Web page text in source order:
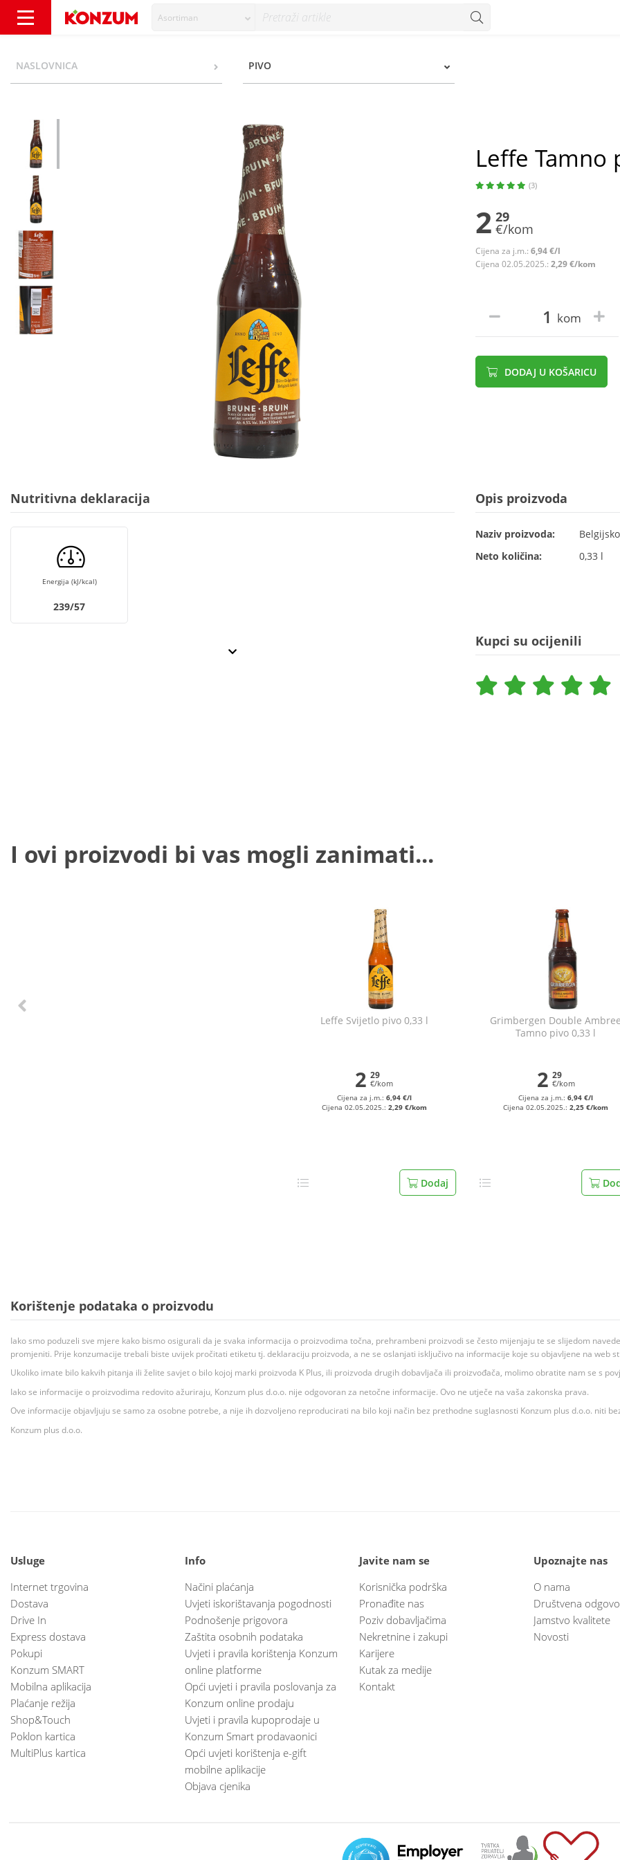
Asortiman
NASLOVNICA PIVO
Leffe Tamno
(3)
2 29
€/kom
Cijena za j.m.: 6,94 €/l
Cijena 02.05.2025.: 2,29 €/kom
kom
DODAJ U KOŠARICU
Nutritivna deklaracija
Energija (kJ/kcal)
239/57
Opis proizvoda
Naziv proizvoda:
Neto količina:
0,33 l
Kupci su ocijenili
I ovi proizvodi bi vas mogli zanimati...
Leffe Svijetlo pivo 0,33 l
2 29
€/kom
Cijena za j.m.: 6,94 €/l
Cijena 02.05.2025.: 2,29 €/kom
Dodaj
Grimbergen Double
Tamno pivo 0,33 l
2 29
€/kom
Cijena za j.m.:6,94 €/l
Cijena 02.05.2025.:2,25 €/kom
Korištenje podataka o proizvodu
Iako smo poduzeli sve mjere kako bismo osigurali da je svaka informacija o proizvodima točna, prehrambeni proizvodi se često mijenjaju te se slijedom
promjeniti. Prije konzumacije trebali biste uvijek pročitati etiketu tj. deklaraciju proizvoda, a ne se oslanjati isključivo na informacije koje su objavljene na web
Ukoliko imate bilo kakvih pitanja ili želite savjet o bilo kojoj marki proizvoda K Plus, ili proizvoda drugih dobavljača ili proizvođača, molimo obratite nam se s
Iako se informacije o proizvodima redovito ažuriraju, Konzum plus d.o.o. nije odgovoran za netočne informacije. Ovo ne utječe na vaša zakonska prava.
Ove informacije objavljuju se samo za osobne potrebe, a nije ih dozvoljeno reproducirati na bilo koji način bez prethodne suglasnosti Konzum plus d.o.o. niti
Konzum plus d.o.o.
Usluge
Internet trgovina
Dostava
Drive In
Express dostava
Pokupi
Konzum SMART
Mobilna aplikacija
Plaćanje režija
Shop&Touch
Poklon kartica
MultiPlus kartica
Info
Načini plaćanja
Uvjeti iskorištavanja pogodnosti
Podnošenje prigovora
Zaštita osobnih podataka
Uvjeti i pravila korištenja Konzum
online platforme
Opći uvjeti i pravila poslovanja za
Konzum online prodaju
Uvjeti i pravila kupoprodaje u
Konzum Smart prodavaonici
Opći uvjeti korištenja e-gift
mobilne aplikacije
Objava cjenika
Javite nam se
Korisnička podrška
Pronađite nas
Poziv dobavljačima
Nekretnine i zakupi
Karijere
Kutak za medije
Kontakt
Upoznajte nas
O nama
Društvena
Jamstvo kvalitete
Novosti